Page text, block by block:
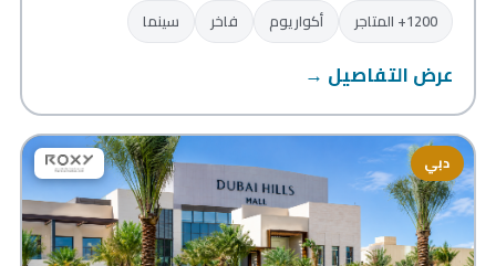
1200+ المتاجر أكواريوم فاخر سينما
عرض التفاصيل →
دبي